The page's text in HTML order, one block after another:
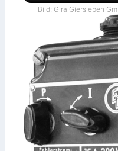
Bild: Gira Giersiepen